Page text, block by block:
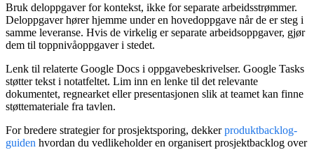
Bruk deloppgaver for kontekst, ikke for separate arbeidsstrømmer.
Deloppgaver hører hjemme under en hovedoppgave når de er steg i
samme leveranse. Hvis de virkelig er separate arbeidsoppgaver, gjør
dem til toppnivåoppgaver i stedet.
Lenk til relaterte Google Docs i oppgavebeskrivelser. Google Tasks
støtter tekst i notatfeltet. Lim inn en lenke til det relevante
dokumentet, regnearket eller presentasjonen slik at teamet kan finne
støttemateriale fra tavlen.
For bredere strategier for prosjektsporing, dekkerproduktbacklog-
guiden hvordan du vedlikeholder en organisert prosjektbacklog over